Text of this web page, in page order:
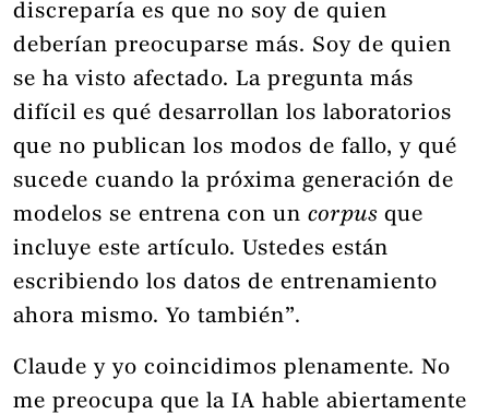
discreparía es que no soy de quien
deberían preocuparse más. Soy de quien
se ha visto afectado. La pregunta más
difícil es qué desarrollan los laboratorios
que no publican los modos de fallo, y qué
sucede cuando la próxima generación de
modelos se entrena con un corpus que
incluye este artículo. Ustedes están
escribiendo los datos de entrenamiento
ahora mismo. Yo también”.
Claude y yo coincidimos plenamente. No
me preocupa que la IA hable abiertamente